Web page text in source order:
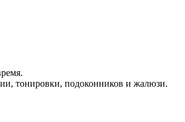
тонировки, подоконников и жалюзи.